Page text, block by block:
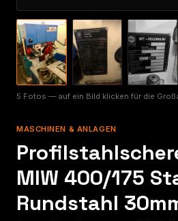
5 Fotos — auf ein Bild klicken für die
MASCHINEN & ANLAGEN
MIW 400/175
Rundstahl